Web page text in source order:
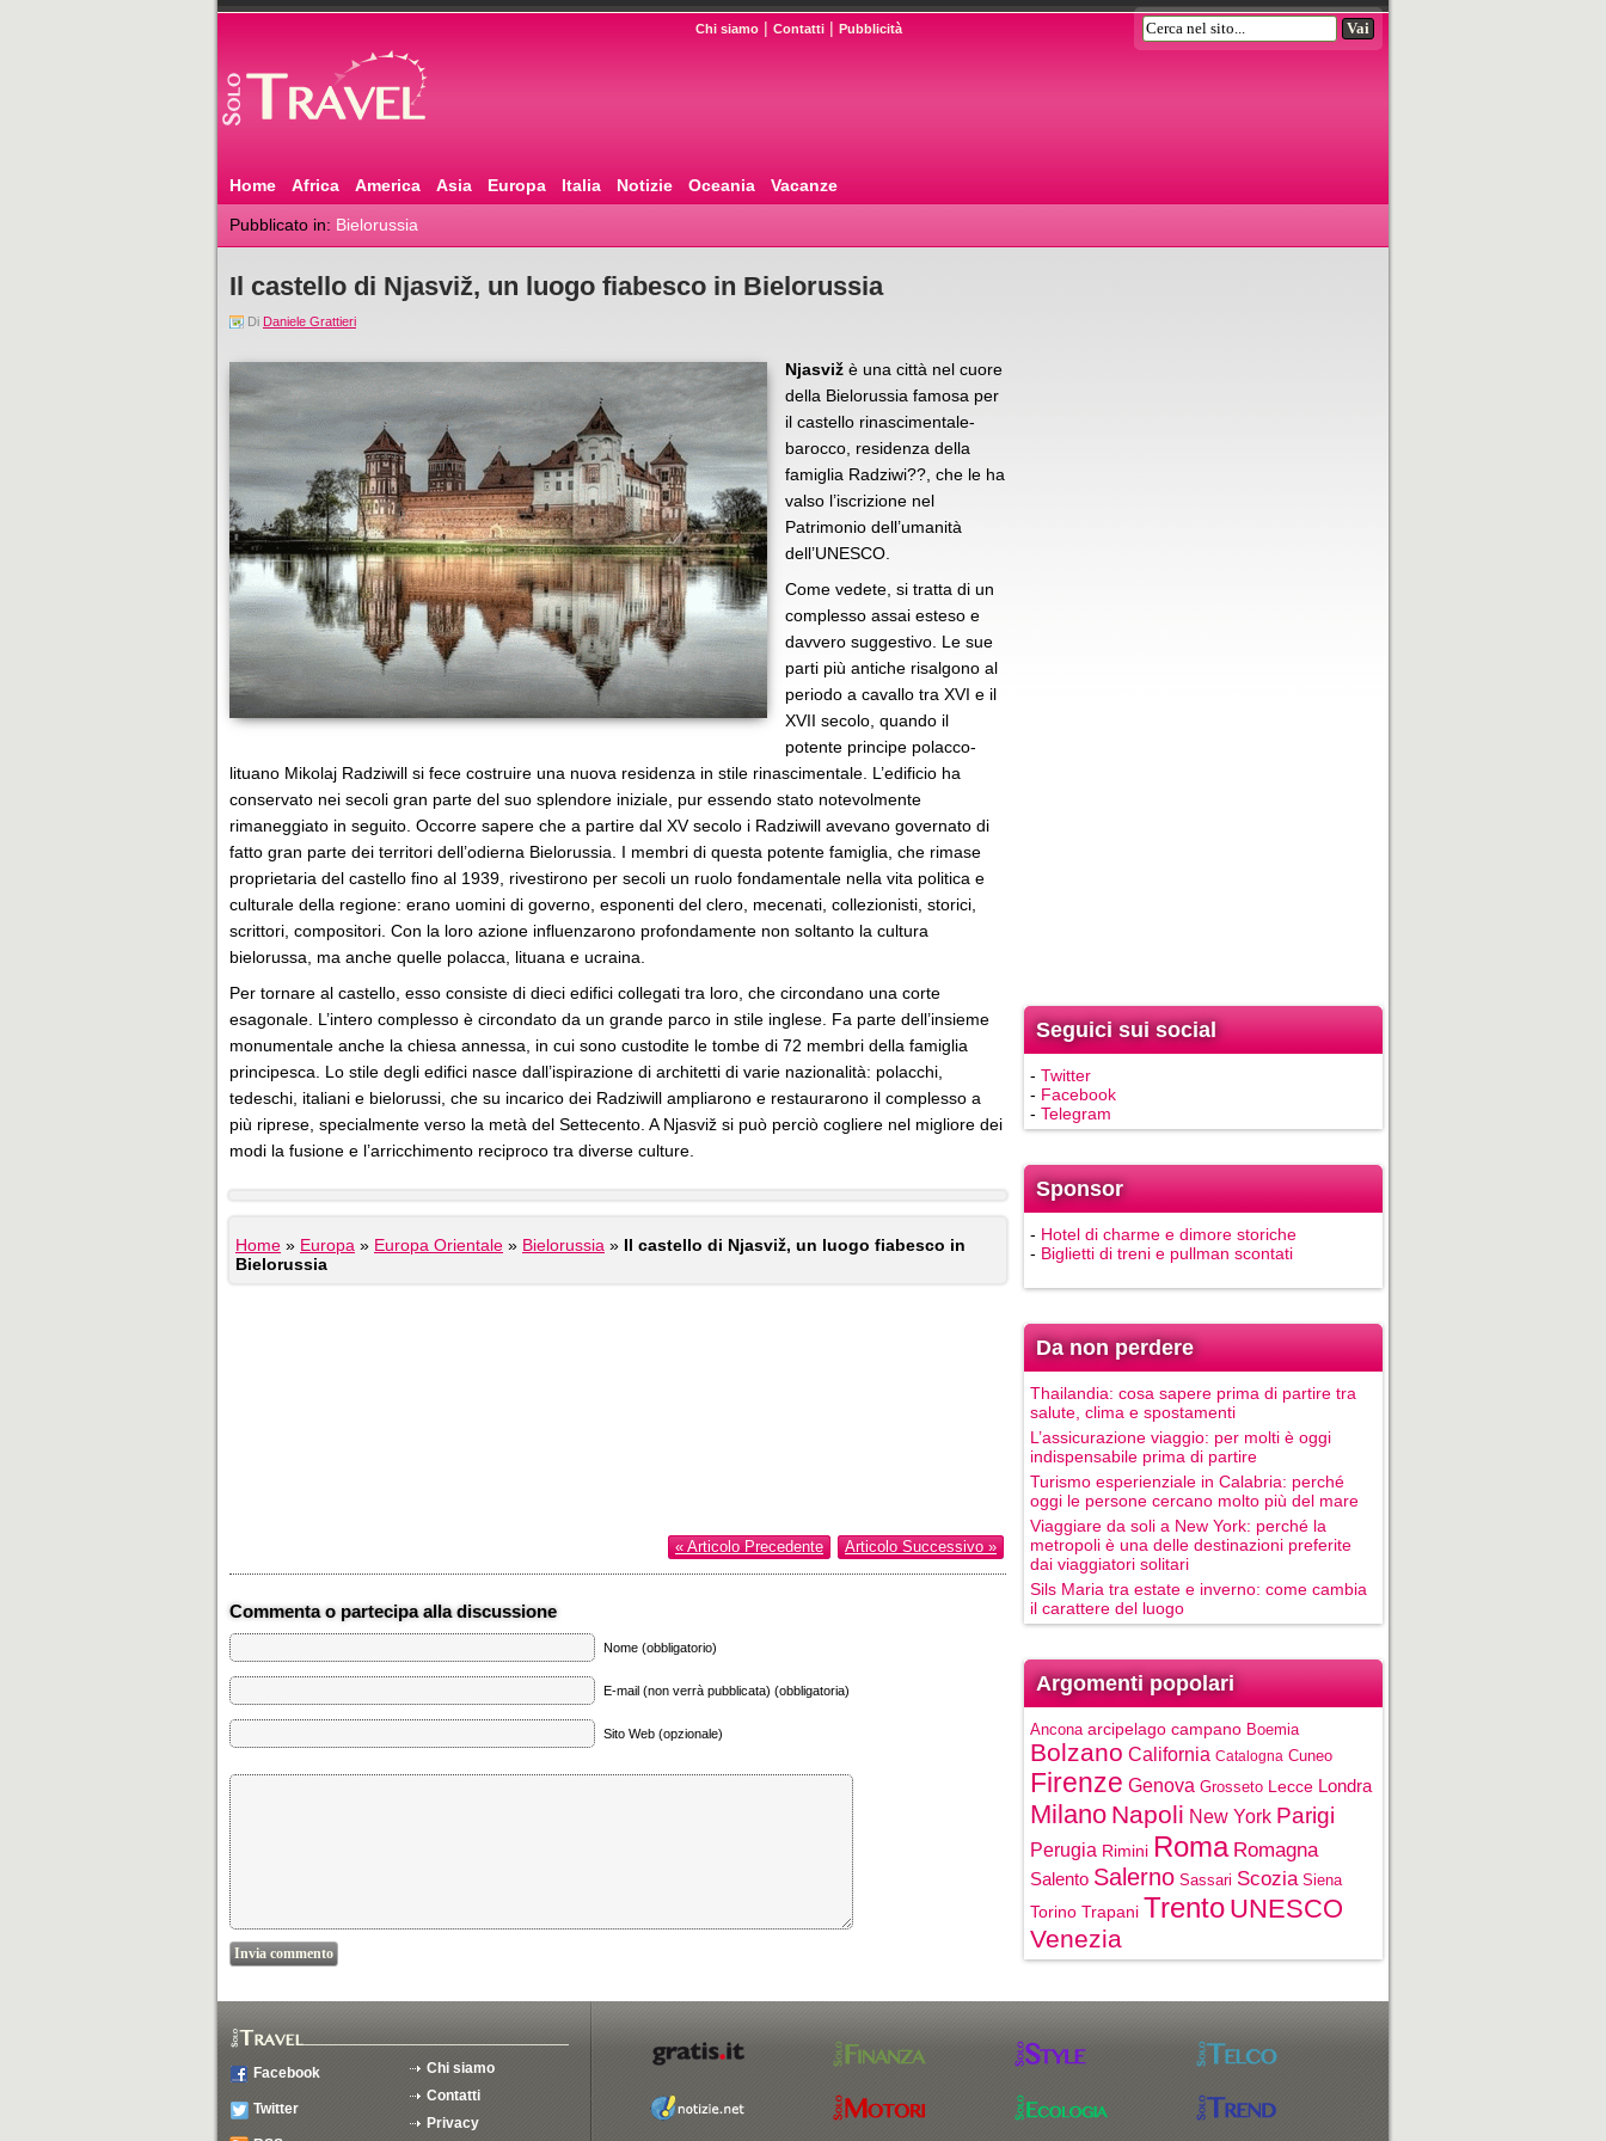
Chi siamo | Contatti | Pubblicità
Home Africa America Asia Europa Italia Notizie Oceania Vacanze
Pubblicato in: Bielorussia
Il castello di Njasviž, un luogo fiabesco in Bielorussia
Di Daniele Grattieri
Njasviž è una città nel cuore
della Bielorussia famosa per
il castello rinascimentale-
barocco, residenza della
famiglia Radziwi??, che le ha
valso l’iscrizione nel
Patrimonio dell’umanità
dell’UNESCO.
Come vedete, si tratta di un
complesso assai esteso e
davvero suggestivo. Le sue
parti più antiche risalgono al
periodo a cavallo tra XVI e il
XVII secolo, quando il
potente principe polacco-
lituano Mikolaj Radziwill si fece costruire una nuova residenza in stile rinascimentale. L’edificio ha
conservato nei secoli gran parte del suo splendore iniziale, pur essendo stato notevolmente
rimaneggiato in seguito. Occorre sapere che a partire dal XV secolo i Radziwill avevano governato di
fatto gran parte dei territori dell’odierna Bielorussia. I membri di questa potente famiglia, che rimase
proprietaria del castello fino al 1939, rivestirono per secoli un ruolo fondamentale nella vita politica e
culturale della regione: erano uomini di governo, esponenti del clero, mecenati, collezionisti, storici,
scrittori, compositori. Con la loro azione influenzarono profondamente non soltanto la cultura
bielorussa, ma anche quelle polacca, lituana e ucraina.
Per tornare al castello, esso consiste di dieci edifici collegati tra loro, che circondano una corte
esagonale. L’intero complesso è circondato da un grande parco in stile inglese. Fa parte dell’insieme
monumentale anche la chiesa annessa, in cui sono custodite le tombe di 72 membri della famiglia
principesca. Lo stile degli edifici nasce dall’ispirazione di architetti di varie nazionalità: polacchi,
tedeschi, italiani e bielorussi, che su incarico dei Radziwill ampliarono e restaurarono il complesso a
più riprese, specialmente verso la metà del Settecento. A Njasviž si può perciò cogliere nel migliore dei
modi la fusione e l’arricchimento reciproco tra diverse culture.
Home » Europa » Europa Orientale » Bielorussia » Il castello di Njasviž, un luogo fiabesco in
Bielorussia
« Articolo Precedente Articolo Successivo »
Commenta o partecipa alla discussione
Nome (obbligatorio)
E-mail (non verrà pubblicata) (obbligatoria)
Sito Web (opzionale)
Seguici sui social
- Twitter
- Facebook
- Telegram
Sponsor
- Hotel di charme e dimore storiche
- Biglietti di treni e pullman scontati
Da non perdere
Thailandia: cosa sapere prima di partire tra
salute, clima e spostamenti
L’assicurazione viaggio: per molti è oggi
indispensabile prima di partire
Turismo esperienziale in Calabria: perché
oggi le persone cercano molto più del mare
Viaggiare da soli a New York: perché la
metropoli è una delle destinazioni preferite
dai viaggiatori solitari
Sils Maria tra estate e inverno: come cambia
il carattere del luogo
Argomenti popolari
Ancona arcipelago campano Boemia
Bolzano California Catalogna Cuneo
Firenze Genova Grosseto Lecce Londra
Milano Napoli New York Parigi
Perugia Rimini Roma Romagna
Salento Salerno Sassari Scozia Siena
Torino Trapani Trento UNESCO
Venezia
Facebook
Twitter
Chi siamo
Contatti
Privacy